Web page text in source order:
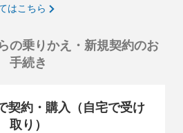
はこちら
の乗りかえ・新規契約のお
手続き
契約・購入（自宅で受け
取り）